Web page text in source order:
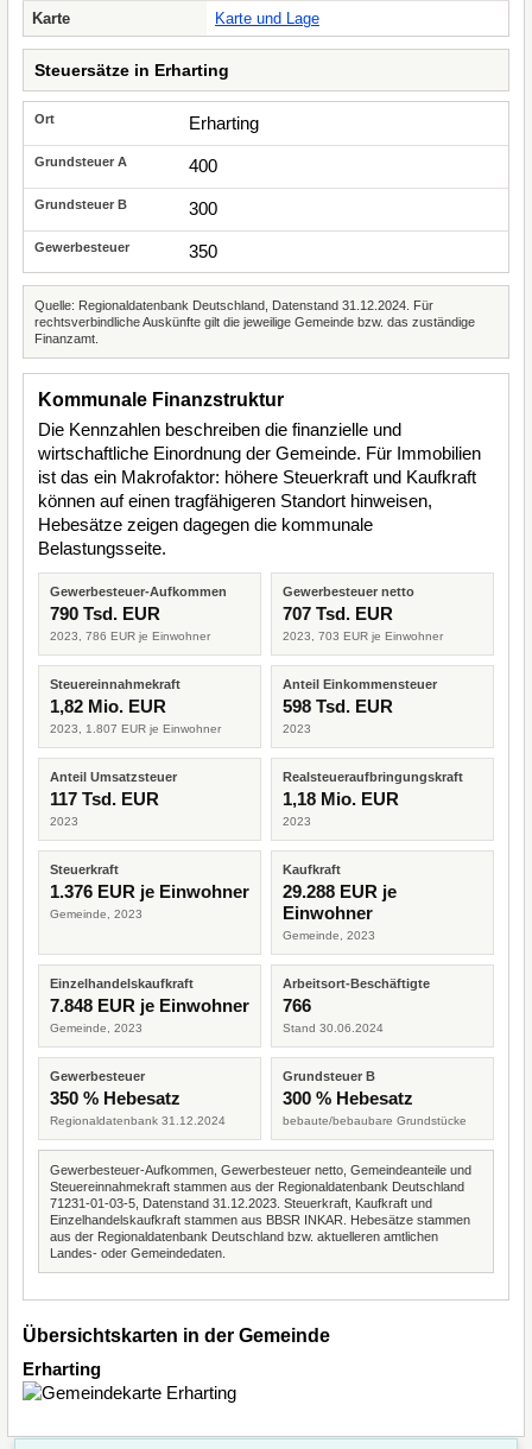
Karte
Karte und Lage
Steuersätze in Erharting
Erharting
400
300
350
Quelle: Regionaldatenbank Deutschland, Datenstand 31.12.2024. Für
rechtsverbindliche Auskünfte gilt die jeweilige Gemeinde bzw. das zuständige
Finanzamt.
Kommunale Finanzstruktur
Die Kennzahlen beschreiben die finanzielle und
wirtschaftliche Einordnung der Gemeinde. Für Immobilien
ist das ein Makrofaktor: höhere Steuerkraft und Kaufkraft
können auf einen tragfähigeren Standort hinweisen,
Hebesätze zeigen dagegen die kommunale
Belastungsseite.
Gewerbesteuer-Aufkommen
790 Tsd. EUR
2023, 786 EUR je Einwohner
Gewerbesteuer netto
707 Tsd. EUR
2023, 703 EUR je Einwohner
Steuereinnahmekraft
1,82 Mio. EUR
2023, 1.807 EUR je Einwohner
Anteil Einkommensteuer
598 Tsd. EUR
2023
Anteil Umsatzsteuer
117 Tsd. EUR
2023
Realsteueraufbringungskraft
1,18 Mio. EUR
2023
Steuerkraft
1.376 EUR je Einwohner
Gemeinde, 2023
Kaufkraft
29.288 EUR je
Einwohner
Gemeinde, 2023
Einzelhandelskaufkraft
7.848 EUR je Einwohner
Gemeinde, 2023
Arbeitsort-Beschäftigte
766
Stand 30.06.2024
Gewerbesteuer
350 % Hebesatz
Regionaldatenbank 31.12.2024
Grundsteuer B
300 % Hebesatz
bebaute/bebaubare Grundstücke
Gewerbesteuer-Aufkommen, Gewerbesteuer netto, Gemeindeanteile und
Steuereinnahmekraft stammen aus der Regionaldatenbank Deutschland
71231-01-03-5, Datenstand 31.12.2023. Steuerkraft, Kaufkraft und
Einzelhandelskaufkraft stammen aus BBSR INKAR. Hebesätze stammen
aus der Regionaldatenbank Deutschland bzw. aktuelleren amtlichen
Landes- oder Gemeindedaten.
Übersichtskarten in der Gemeinde
Erharting